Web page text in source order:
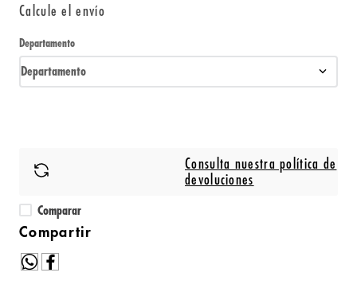
Calcule el envío
Departamento
Departamento
Consulta nuestra política de
devoluciones
Comparar